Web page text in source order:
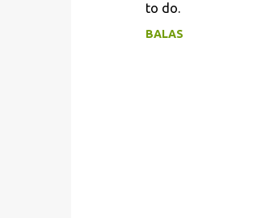
to do.
BALAS